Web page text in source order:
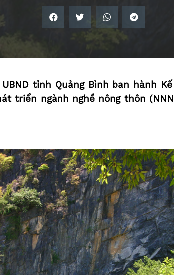
UBND tỉnh Quảng Bình ban hành
triển ngành nghề nông thôn